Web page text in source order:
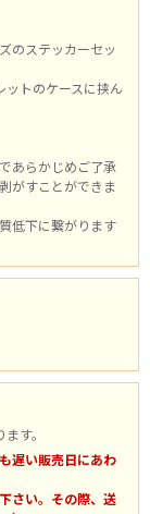
のステッカーセッ
ットのケースに挟ん
あらかじめご了承
がすことができま
低下に繋がります
す。
遅い販売日にあわ
さい。その際、送